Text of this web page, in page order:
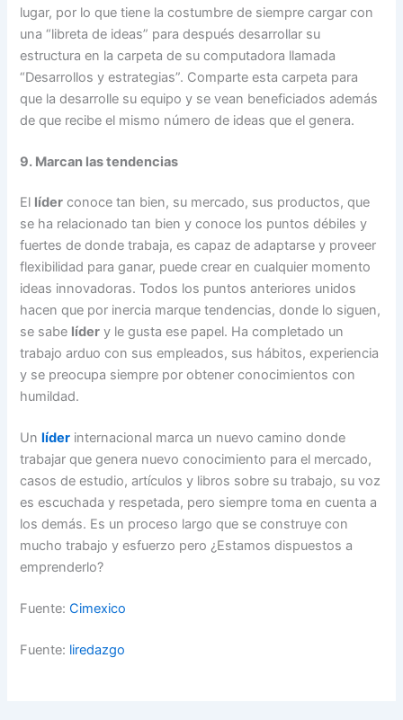
lugar, por lo que tiene la costumbre de siempre cargar con
una “libreta de ideas” para después desarrollar su
estructura en la carpeta de su computadora llamada
“Desarrollos y estrategias”. Comparte esta carpeta para
que la desarrolle su equipo y se vean beneficiados además
de que recibe el mismo número de ideas que el genera.
9. Marcan las tendencias
El líder conoce tan bien, su mercado, sus productos, que
se ha relacionado tan bien y conoce los puntos débiles y
fuertes de donde trabaja, es capaz de adaptarse y proveer
flexibilidad para ganar, puede crear en cualquier momento
ideas innovadoras. Todos los puntos anteriores unidos
hacen que por inercia marque tendencias, donde lo siguen,
se sabe líder y le gusta ese papel. Ha completado un
trabajo arduo con sus empleados, sus hábitos, experiencia
y se preocupa siempre por obtener conocimientos con
humildad.
Un líder internacional marca un nuevo camino donde
trabajar que genera nuevo conocimiento para el mercado,
casos de estudio, artículos y libros sobre su trabajo, su voz
es escuchada y respetada, pero siempre toma en cuenta a
los demás. Es un proceso largo que se construye con
mucho trabajo y esfuerzo pero ¿Estamos dispuestos a
emprenderlo?
Fuente:Cimexico
Fuente: liredazgo